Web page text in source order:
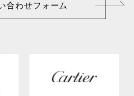
合わせフォーム